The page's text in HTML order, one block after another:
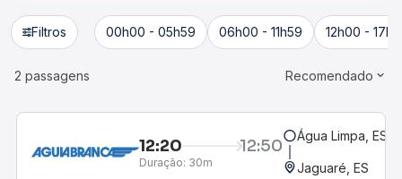
Filtros 00h00 - 05h59 06h00 - 11h59 12h00 -
2 passagens Recomendado
12:20 12:50
Duração: 30m
Água Limpa, ES
Jaguaré, ES